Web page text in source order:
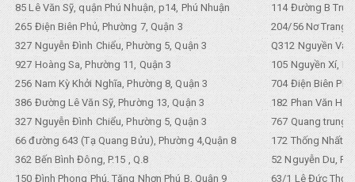
85 Lê Văn Sỹ, quận Phú Nhuận, p14, Phú Nhuận
114 Đường B
265 Điện Biên Phủ, Phường 7, Quận 3
204/56 Nơ Trang
327 Nguyễn Đình Chiểu, Phường 5, Quận 3
Q312 Nguyền
927 Hoàng Sa, Phường 11, Quận 3
105 Nguyền Xí,
256 Nam Kỳ Khởi Nghĩa, Phường 8, Quận 3
704 Điện Biên
386 Đường Lê Văn Sỹ, Phường 13, Quận 3
182 Phan Văn
327 Nguyễn Đình Chiểu, Phường 5, Quận 3
767 Quang trung,
66 đường 643 (Tạ Quang Bửu), Phường 4,Quận 8
172 Thống Nhất.
362 Bến Bình Đông, P.15 , Q.8
52 Nguyễn Du,
150 Đình Phong Phú, Tăng Nhơn Phú B, Quận 9
63/1 Lê Đức Thọ,